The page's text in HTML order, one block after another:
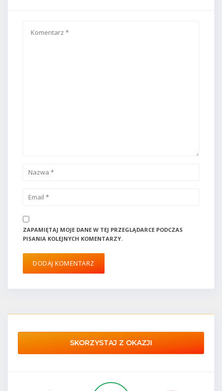
ZAPAMIĘTAJ MOJE DANE W TEJ PRZEGLĄDARCE PODCZAS
PISANIA KOLEJNYCH KOMENTARZY.
SKORZYSTAJ Z OKAZJI